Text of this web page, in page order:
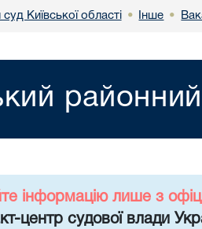
Київської області • Інше •
інформацію лише з
центр судової влади